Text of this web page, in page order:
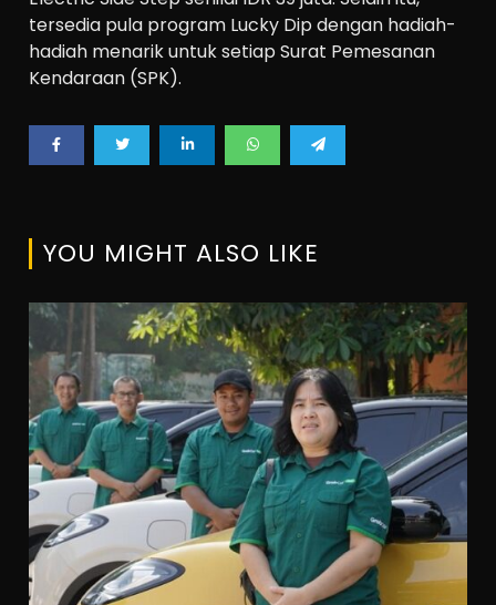
tersedia pula program Lucky Dip dengan hadiah-
hadiah menarik untuk setiap Surat Pemesanan
Kendaraan (SPK).
YOU MIGHT ALSO LIKE